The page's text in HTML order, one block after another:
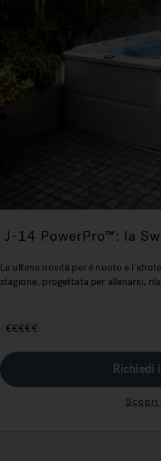
J-14 PowerPro™: la
Le ultime novità per il nuoto e
stagione, progettata per allenarsi,
€€€€€
Richiedi
Scopri